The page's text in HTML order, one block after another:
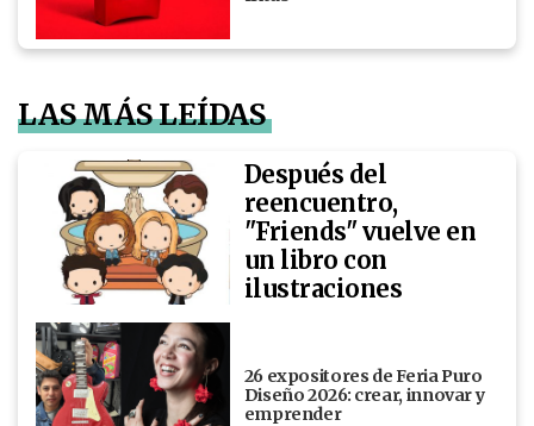
LAS MÁS LEÍDAS
Después del
reencuentro,
"Friends" vuelve en
un libro con
ilustraciones
26 expositores de Feria Puro
Diseño 2026: crear, innovar y
emprender